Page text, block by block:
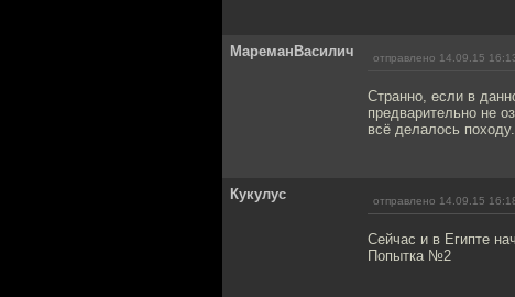
МареманВасилич отправлено 14.09.15
Странно, если в
предварительно не
всё делалось походу.
Кукулус отправлено 14.09.15
Сейчас и в Египте
Попытка №2